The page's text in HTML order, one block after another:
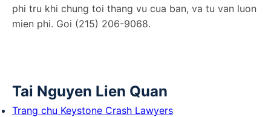
phi tru khi chung toi thang vu cua ban, va tu van luon
mien phi. Goi (215) 206-9068.
Tai Nguyen Lien Quan
Trang chu Keystone Crash Lawyers